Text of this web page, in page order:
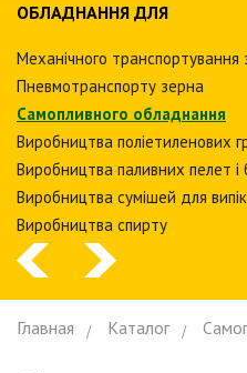
ОБЛАДНАННЯ ДЛЯ
Механічного транспортування
Пневмотранспорту зерна
Самопливного обладнання
Виробництва поліетиленових
Виробництва паливних пелет і
Виробництва сумішей для
Виробництва спирту
Главная Каталог